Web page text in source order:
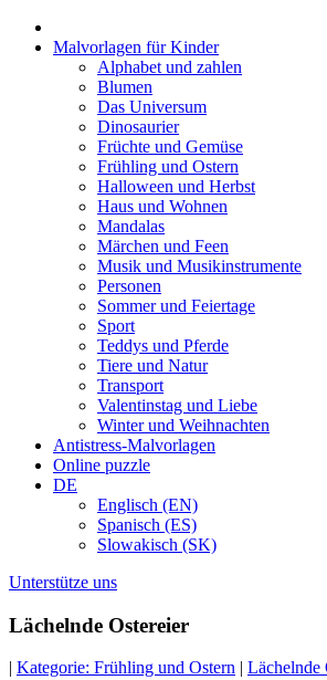
Malvorlagen für Kinder
Alphabet und zahlen
Blumen
Das Universum
Dinosaurier
Früchte und Gemüse
Frühling und Ostern
Halloween und Herbst
Haus und Wohnen
Mandalas
Märchen und Feen
Musik und Musikinstrumente
Personen
Sommer und Feiertage
Sport
Teddys und Pferde
Tiere und Natur
Transport
Valentinstag und Liebe
Winter und Weihnachten
Antistress-Malvorlagen
Online puzzle
DE
Englisch (EN)
Spanisch (ES)
Slowakisch (SK)
Unterstütze uns
Lächelnde Ostereier
| Kategorie: Frühling und Ostern | Lächelnde